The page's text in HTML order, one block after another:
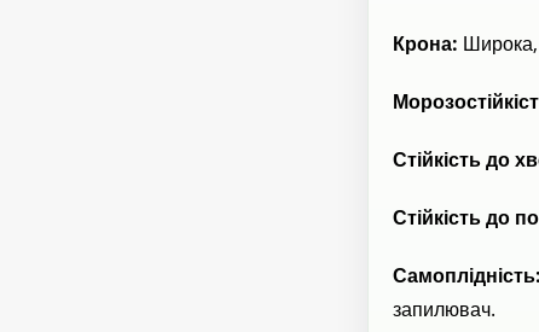
Крона: Широка,
Стійкість до
Стійкість до
Самоплідність:
запилювач.